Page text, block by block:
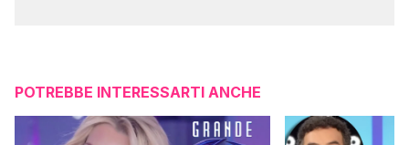
POTREBBE INTERESSARTI ANCHE